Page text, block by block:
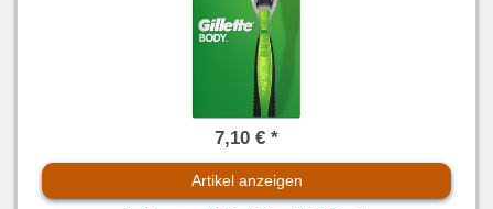
7,10 € *
Artikel anzeigen